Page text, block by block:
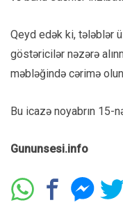
Qeyd edək ki, tələblər
göstəricilər nəzərə
məbləğində cərimə
Bu icazə noyabrın 15-
Gununsesi.info